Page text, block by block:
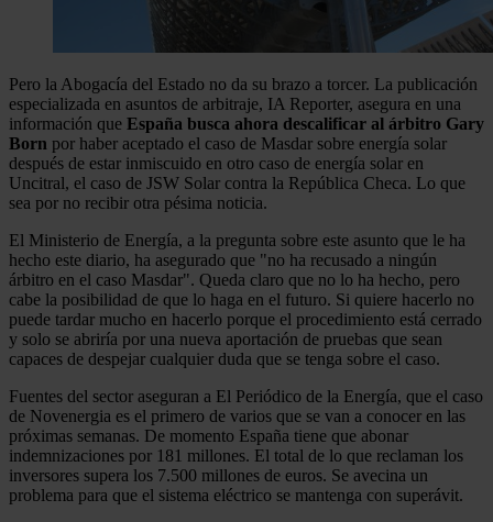
Pero la Abogacía del Estado no da su brazo a torcer. La publicación
especializada en asuntos de arbitraje, IA Reporter, asegura en una
información que España busca ahora descalificar al árbitro Gary
Born por haber aceptado el caso de Masdar sobre energía solar
después de estar inmiscuido en otro caso de energía solar en
Uncitral, el caso de JSW Solar contra la República Checa. Lo que
sea por no recibir otra pésima noticia.
El Ministerio de Energía, a la pregunta sobre este asunto que le ha
hecho este diario, ha asegurado que "no ha recusado a ningún
árbitro en el caso Masdar". Queda claro que no lo ha hecho, pero
cabe la posibilidad de que lo haga en el futuro. Si quiere hacerlo no
puede tardar mucho en hacerlo porque el procedimiento está cerrado
y solo se abriría por una nueva aportación de pruebas que sean
capaces de despejar cualquier duda que se tenga sobre el caso.
Fuentes del sector aseguran a El Periódico de la Energía, que el caso
de Novenergia es el primero de varios que se van a conocer en las
próximas semanas. De momento España tiene que abonar
indemnizaciones por 181 millones. El total de lo que reclaman los
inversores supera los 7.500 millones de euros. Se avecina un
problema para que el sistema eléctrico se mantenga con superávit.